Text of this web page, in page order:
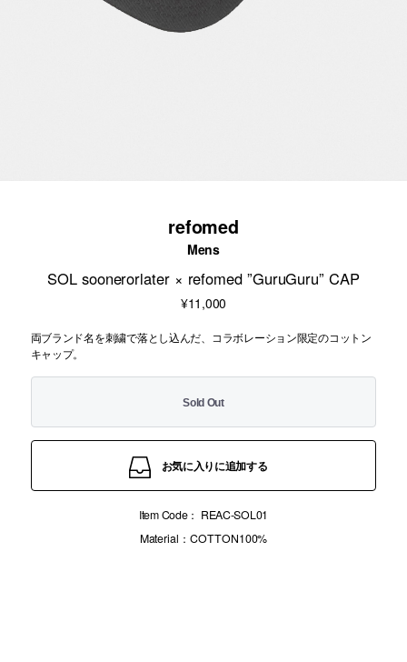
refomed
Mens
SOL soonerorlater × refomed ”GuruGuru” CAP
¥11,000
両ブランド名を刺繍で落とし込んだ、コラボレーション限定のコットン
キャップ。
Sold Out
お気に入りに追加する
Item Code： REAC-SOL01
Material：COTTON100%